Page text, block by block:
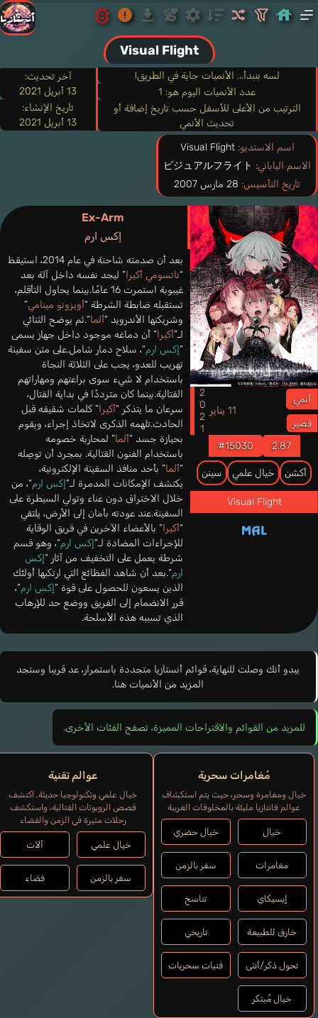
Visual Flight
لسه بنبدأ... الأنميات جاية في الطريق!
عدد الأنميات اليوم هو: 1
الترتيب من الأعلى للأسفل حسب تاريخ إضافة أو
تحديث الأنمي
آخر تحديث:
13 أبريل 2021
تاريخ الإنشاء:
13 أبريل 2021
اسم الاستديو: Visual Flight
الاسم الياباني:
تاريخ التأسيس:
Ex-Arm
إكس ارم
أنمي
قصير
11 يناير 2021
2.87
#15030
أكشن خيال علمي سينن
Visual Flight
بعد أن صدمته شاحنة في عام 2014، استيقظ
“ناتسومي أكيرا” ليجد نفسه داخل آلة بعد
غيبوبة استمرت 16 عامًا.بينما يحاول التأقلم،
تستقبله ضابطة الشرطة “أويزونو مينامي”
وشريكتها الأندرويد “ألما“.ثم يوضح الثنائي
لـ”أكيرا” أن دماغه موجود داخل جهاز يسمى
“إكس ارم“، سلاح دمار شامل.على متن سفينة
تهريب للعدو، يجب على الثلاثة النجاة
باستخدام لا شيء سوى براعتهم ومهاراتهم
القتالية.بينما كان مترددًا في بداية القتال،
سرعان ما يتذكر “أكيرا” كلمات شقيقه قبل
الحادث.تلهمه الذكرى لاتخاذ إجراء، ويقوم
بحيازة جسد “ألما” لمحاربة خصومه
باستخدام الفنون القتالية. بمجرد أن توصِله
“ألما” بأحد منافذ السفينة الإلكترونية،
يكتشف الإمكانات المدمرة لـ”إكس ارم“، من
خلال الاختراق دون عناء وتولي السيطرة على
السفينة.عند عودته بأمان إلى الأرض، يلتقي
“أكيرا” بالأعضاء الآخرين في فريق الوقاية
للإجراءات المضادة لـ”إكس ارم“، وهو قسم
شرطة يعمل على التخفيف من آثار “إكس
ارم“.بعد أن شاهد الفظائع التي ارتكبها أولئك
الذين يسعون للحصول على قوة “إكس ارم“،
قرر الانضمام إلى الفريق ووضع حد للإرهاب
الذي تسببه هذه الأسلحة.
يبدو أنك وصلت للنهاية، قوائم أنستازيا متجددة باستمرار، عد قريبا وستجد
المزيد من الأنميات هنا.
للمزيد من القوائم والاقتراحات المميزة، تصفح الفئات الأخرى.
مُغامرات سحرية
خيال ومغامرة وسحر، حيث يتم استكشاف
عوالم فانتازيا مليئة بالمخلوقات الغريبة
خيال خيال حضري
مغامرات سفر بالزمن
إيسيكاي تناسخ
خارق للطبيعة تاريخي
تحول ذكر/أنثى فتيات سحريات
خيال مُبتكر
عوالم تقنية
خيال علمي وتكنولوجيا حديثة. اكتشف
قصص الروبوتات القتالية، واستكشف
رحلات مثيرة في الزمن والفضاء
خيال علمي آلات
سفر بالزمن فضاء